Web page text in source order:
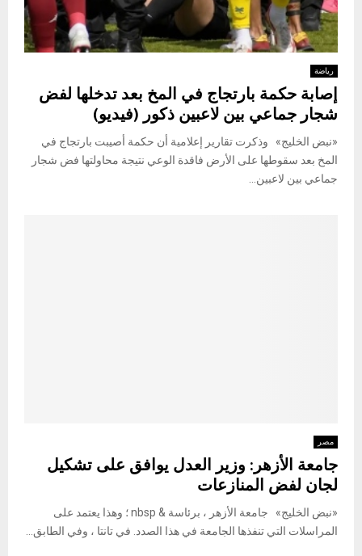
رياضة
إصابة حكمة بارتجاج في المخ بعد تدخلها لفض
شجار جماعي بين لاعبين ذكور (فيديو)
«نبض الخليج» وذكرت تقارير إعلامية أن حكمة أصيبت بارتجاج في
المخ بعد سقوطها على الأرض فاقدة الوعي نتيجة محاولتها فض شجار
جماعي بين لاعبين...
مصر
جامعة الأزهر: وزير العدل يوافق على تشكيل
لجان لفض المنازعات
«نبض الخليج» جامعة الأزهر ، برئاسة & nbsp ؛ وهذا يعتمد على
المراسلات التي تنفذها الجامعة في هذا الصدد. في تانتا ، وفي الطابق...